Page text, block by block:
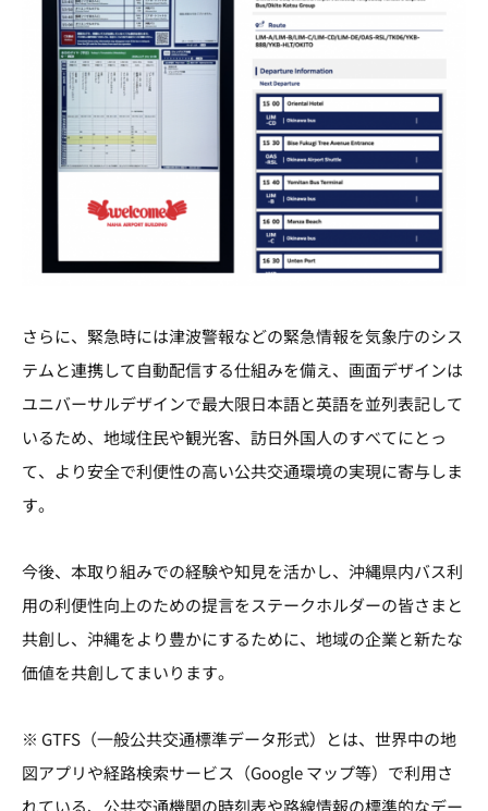
さらに、緊急時には津波警報などの緊急情報を気象庁のシス
テムと連携して自動配信する仕組みを備え、画面デザインは
ユニバーサルデザインで最大限日本語と英語を並列表記して
いるため、地域住民や観光客、訪日外国人のすべてにとっ
て、より安全で利便性の高い公共交通環境の実現に寄与しま
す。
今後、本取り組みでの経験や知見を活かし、沖縄県内バス利
用の利便性向上のための提言をステークホルダーの皆さまと
共創し、沖縄をより豊かにするために、地域の企業と新たな
価値を共創してまいります。
※ GTFS（一般公共交通標準データ形式）とは、世界中の地
図アプリや経路検索サービス（Google マップ等）で利用さ
れている、公共交通機関の時刻表や路線情報の標準的なデー